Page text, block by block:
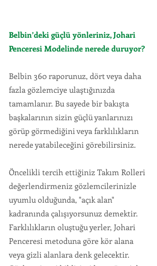
Belbin’deki güçlü yönleriniz, Johari
Penceresi Modelinde nerede duruyor?
Belbin 360 raporunuz, dört veya daha
fazla gözlemciye ulaştığınızda
tamamlanır. Bu sayede bir bakışta
başkalarının sizin güçlü yanlarınızı
görüp görmediğini veya farklılıkların
nerede yatabileceğini görebilirsiniz.
Öncelikli tercih ettiğiniz Takım Rolleri
değerlendirmeniz gözlemcilerinizle
uyumlu olduğunda, "açık alan"
kadranında çalışıyorsunuz demektir.
Farklılıkların oluştuğu yerler, Johari
Penceresi metoduna göre kör alana
veya gizli alanlara denk gelecektir.